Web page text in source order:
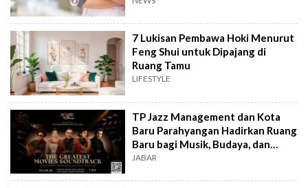
7 Lukisan Pembawa Hoki Menurut
Feng Shui untuk Dipajang di
Ruang Tamu
LIFESTYLE
TP Jazz Management dan Kota
Baru Parahyangan Hadirkan Ruang
Baru bagi Musik, Budaya, dan
Komunitas
JABAR